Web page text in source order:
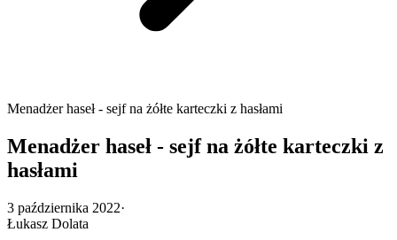
Menadżer haseł - sejf na żółte karteczki z hasłami
Menadżer haseł - sejf na żółte karteczki z
hasłami
3 października 2022·
Łukasz Dolata